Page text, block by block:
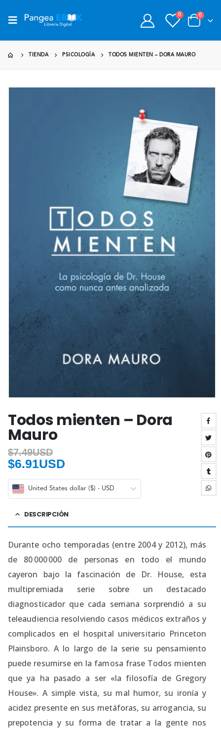
0 0
TIENDA PSICOLOGÍA TODOS MIENTEN – DORA MAURO
Todos mienten – Dora
Mauro
$7.49USD
$6.91USD
United States dollar ($) - USD
DESCRIPCIÓN
Durante ocho temporadas (entre 2004 y 2012), más
de 80 000 000 de personas en todo el mundo
cayeron bajo la fascinación de Dr. House, esta
multipremiada serie sobre un destacado
diagnosticador que cada semana sorprendió a su
teleaudiencia resolviendo casos médicos extraños y
complicados en el hospital universitario Princeton
Plainsboro. A lo largo de la serie su pensamiento
puede resumirse en la famosa frase Todos mienten
que ya ha pasado a ser «la filosofía de Gregory
House». A simple vista, su mal humor, su ironía y
acidez presente en sus metáforas, su arrogancia, su
prepotencia y su forma de tratar a la gente nos